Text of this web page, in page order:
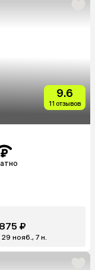
9.6
11 отзывов
₽
нояб., 7 н.